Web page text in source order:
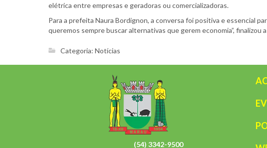
elétrica entre empresas e geradoras ou comercializadoras.
Para a prefeita Naura Bordignon, a conversa foi positiva e essencial
queremos sempre buscar alternativas que gerem economia”, finalizou
Categoria: Notícias
(54) 3342-9500